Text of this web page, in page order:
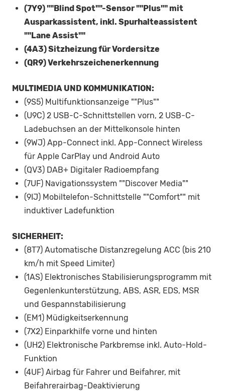
(7Y9) ""Blind Spot""-Sensor ""Plus"" mit
Ausparkassistent, inkl. Spurhalteassistent
""Lane Assist""
(4A3) Sitzheizung für Vordersitze
(QR9) Verkehrszeichenerkennung
MULTIMEDIA UND KOMMUNIKATION:
(9S5) Multifunktionsanzeige ""Plus""
(U9C) 2 USB-C-Schnittstellen vorn, 2 USB-C-
Ladebuchsen an der Mittelkonsole hinten
(9WJ) App-Connect inkl. App-Connect Wireless
für Apple CarPlay und Android Auto
(QV3) DAB+ Digitaler Radioempfang
(7UF) Navigationssystem ""Discover Media""
(9IJ) Mobiltelefon-Schnittstelle ""Comfort"" mit
induktiver Ladefunktion
SICHERHEIT:
(8T7) Automatische Distanzregelung ACC (bis 210
km/h mit Speed Limiter)
(1AS) Elektronisches Stabilisierungsprogramm mit
Gegenlenkunterstützung, ABS, ASR, EDS, MSR
und Gespannstabilisierung
(EM1) Müdigkeitserkennung
(7X2) Einparkhilfe vorne und hinten
(UH2) Elektronische Parkbremse inkl. Auto-Hold-
Funktion
(4UF) Airbag für Fahrer und Beifahrer, mit
Beifahrerairbag-Deaktivierung